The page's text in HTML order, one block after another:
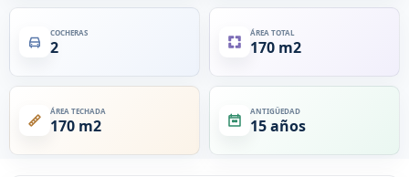
COCHERAS
2
ÁREA TOTAL
170 m2
ÁREA TECHADA
170 m2
ANTIGÜEDAD
15 años